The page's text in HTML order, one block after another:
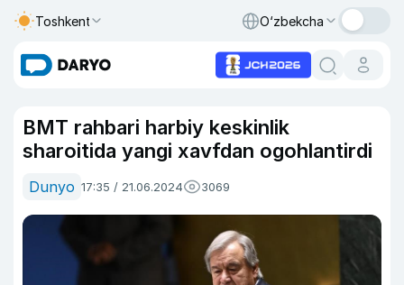
Toshkent O‘zbekcha
BMT rahbari harbiy keskinlik
sharoitida yangi xavfdan ogohlantirdi
Dunyo 17:35 / 21.06.2024 3069